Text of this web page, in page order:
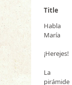
Title
Habla
María
¡Herejes!
La
pirámide